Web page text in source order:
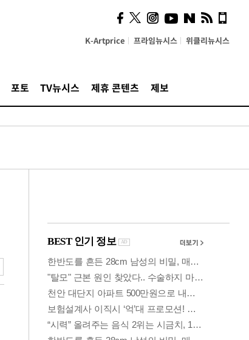
K-Artprice 프라임뉴시스 위클리뉴시스
포토 TV뉴시스 제휴 콘텐츠 제보
시, 스마트폰 액세서리에
NFC 더했다